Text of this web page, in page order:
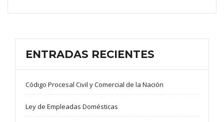
ENTRADAS RECIENTES
Código Procesal Civil y Comercial de la Nación
Ley de Empleadas Domésticas